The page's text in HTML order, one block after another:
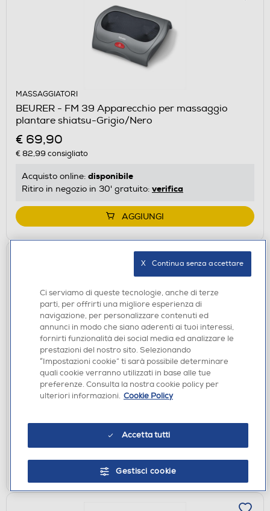
MASSAGGIATORI
BEURER - FM 39 Apparecchio per massaggio
plantare shiatsu-Grigio/Nero
€ 69,90
€ 82,99 consigliato
Acquisto online: disponibile
Ritiro in negozio in 30' gratuito: verifica
AGGIUNGI
AEROSOL E INALATORI
BEURER - Aerosol IH18
€ 40,90
Acquisto online:
Ritiro in negozio in 30' gratuito:verifica
AGGIUNGI
Ci serviamo di queste tecnologie, anche di terze
parti, per offrirti una migliore esperienza di
navigazione, per personalizzare contenuti ed
annunci in modo che siano aderenti ai tuoi interessi,
fornirti funzionalità dei social media ed analizzare le
prestazioni del nostro sito. Selezionando
“Impostazioni cookie” ti sarà possibile determinare
quali cookie verranno utilizzati in base alle tue
preferenze. Consulta la nostra cookie policy per
ulteriori informazioni. Cookie Policy
Accetta tutti
Gestisci cookie
X   Continua senza accettare